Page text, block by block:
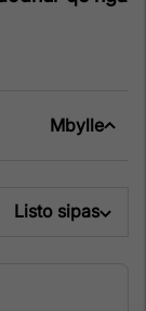
Mbylle
Listo sipas